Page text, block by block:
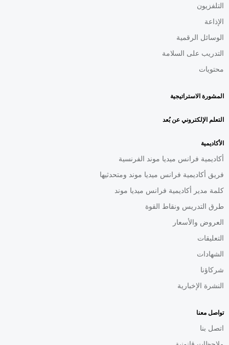
التلفزيون
الإذاعة
الوسائل الرقمية
التدريب على السلامة
محتويات
المشورة الاستراتيجية
التعلم الإلكتروني عن بُعد
الأكاديمية
أكاديمية فرانس ميديا موند الفرنسية
فريق أكاديمية فرانس ميديا موند ومتحدثيها
كلمة مدير أكاديمية فرانس ميديا موند
طرق التدريس ونقاط القوة
العروض والأسعار
التعليقات
الشهادات
شركاؤنا
النشرة الإخبارية
تواصل معنا
اتصل بنا